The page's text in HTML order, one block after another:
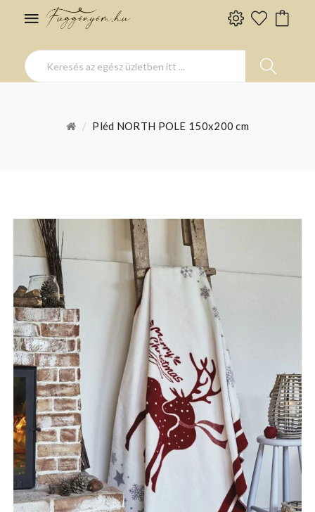
Pléd NORTH POLE 150x200 cm